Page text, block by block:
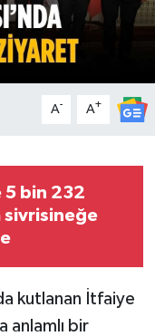
A- A+
5 bin 232
sivrisineğe
kutlanan İtfaiye
anlamlı bir